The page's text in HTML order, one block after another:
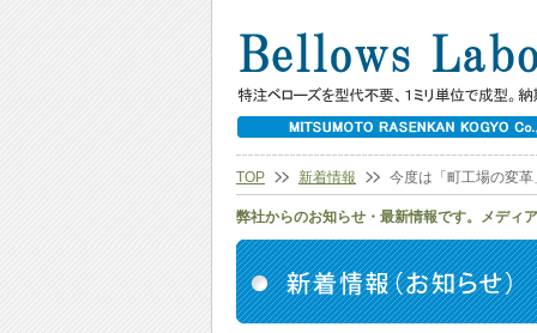
TOP 新着情報 今度は「町工場の変
弊社からのお知らせ・最新情報です。メディ